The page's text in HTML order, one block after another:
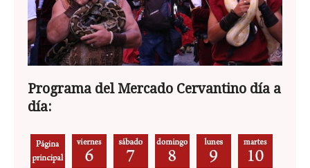
Programa del Mercado Cervantino día a
día: